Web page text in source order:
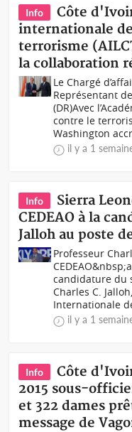
Info
Côte
internationale
terrorisme
la collaboration
Le Chargé
Représentant
(DR)Avec
contre le
Washington
il y a 1
Info
Sierra
CEDEAO à la
Jalloh au poste
Professeur
candidature du
Charles C.
Internationale
il y a 1
Info
Côte
2015 sous-
et 322 dames
message de